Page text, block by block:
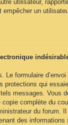
utilisateur,
un
Le formulaire
protections qui
messages. Vous
complète du
du forum.
des informations